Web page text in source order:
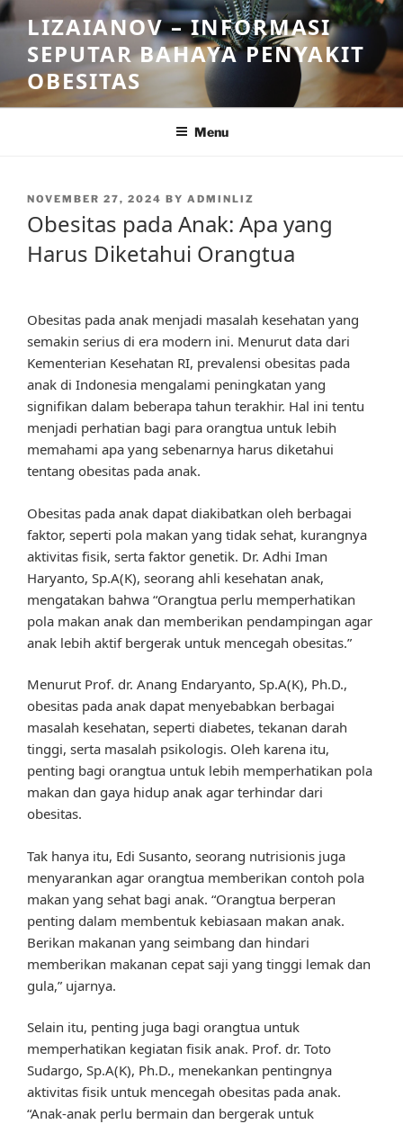
Skip
to
content
LIZAIANOV – INFORMASI
SEPUTAR BAHAYA PENYAKIT
OBESITAS
Menu
POSTED
NOVEMBER 27, 2024 BY ADMINLIZ
Obesitas pada Anak: Apa yang
Harus Diketahui Orangtua
Obesitas pada anak menjadi masalah kesehatan yang
semakin serius di era modern ini. Menurut data dari
Kementerian Kesehatan RI, prevalensi obesitas pada
anak di Indonesia mengalami peningkatan yang
signifikan dalam beberapa tahun terakhir. Hal ini tentu
menjadi perhatian bagi para orangtua untuk lebih
memahami apa yang sebenarnya harus diketahui
tentang obesitas pada anak.
Obesitas pada anak dapat diakibatkan oleh berbagai
faktor, seperti pola makan yang tidak sehat, kurangnya
aktivitas fisik, serta faktor genetik. Dr. Adhi Iman
Haryanto, Sp.A(K), seorang ahli kesehatan anak,
mengatakan bahwa “Orangtua perlu memperhatikan
pola makan anak dan memberikan pendampingan agar
anak lebih aktif bergerak untuk mencegah obesitas.”
Menurut Prof. dr. Anang Endaryanto, Sp.A(K), Ph.D.,
obesitas pada anak dapat menyebabkan berbagai
masalah kesehatan, seperti diabetes, tekanan darah
tinggi, serta masalah psikologis. Oleh karena itu,
penting bagi orangtua untuk lebih memperhatikan pola
makan dan gaya hidup anak agar terhindar dari
obesitas.
Tak hanya itu, Edi Susanto, seorang nutrisionis juga
menyarankan agar orangtua memberikan contoh pola
makan yang sehat bagi anak. “Orangtua berperan
penting dalam membentuk kebiasaan makan anak.
Berikan makanan yang seimbang dan hindari
memberikan makanan cepat saji yang tinggi lemak dan
gula,” ujarnya.
Selain itu, penting juga bagi orangtua untuk
memperhatikan kegiatan fisik anak. Prof. dr. Toto
Sudargo, Sp.A(K), Ph.D., menekankan pentingnya
aktivitas fisik untuk mencegah obesitas pada anak.
“Anak-anak perlu bermain dan bergerak untuk